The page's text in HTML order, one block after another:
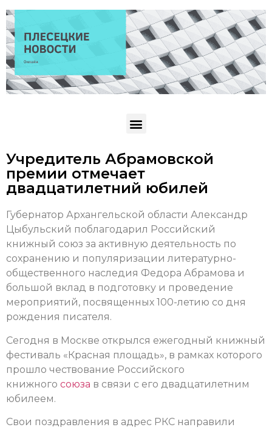
Учредитель Абрамовской
премии отмечает
двадцатилетний юбилей
Губернатор Архангельской области Александр
Цыбульский поблагодарил Российский
книжный союз за активную деятельность по
сохранению и популяризации литературно-
общественного наследия Федора Абрамова и
большой вклад в подготовку и проведение
мероприятий, посвященных 100-летию со дня
рождения писателя.
Сегодня в Москве открылся ежегодный книжный
фестиваль «Красная площадь», в рамках которого
прошло чествование Российского
книжного союза в связи с его двадцатилетним
юбилеем.
Свои поздравления в адрес РКС направили